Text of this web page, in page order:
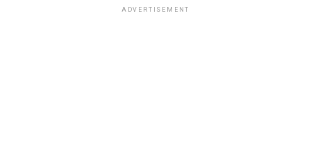
ADVERTISEMENT